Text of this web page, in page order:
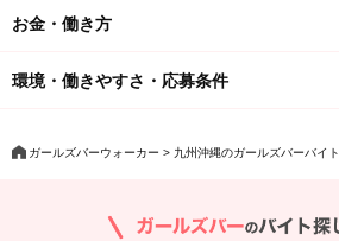
お金・働き方
環境・働きやすさ・応募条件
ガールズバーウォーカー 九州沖縄のガールズバーバイト